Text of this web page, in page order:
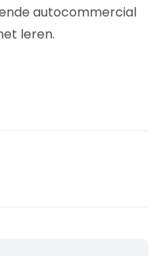
autocommercial
leren.